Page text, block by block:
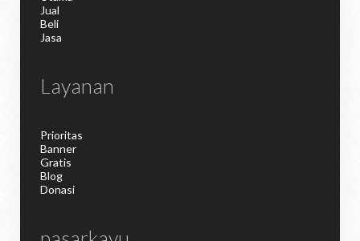
Jual
Beli
Jasa
Layanan
Prioritas
Banner
Gratis
Blog
Donasi